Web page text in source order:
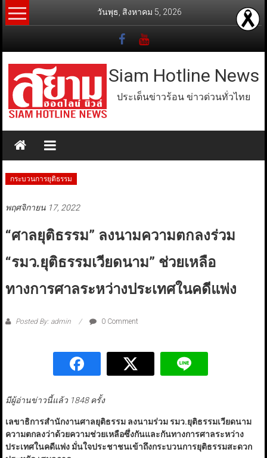
Skip
to
วันพุธ, สิงหาคม 5, 2026
Siam Hotline News
ประเด็นข่าวร้อน ข่าวด่วนทั่วไทย
กระบวนการยุติธรรม
พฤศจิกายน 17, 2022
“ศาลยุติธรรม” ลงนามความตกลงร่วม
“รมว.ยุติธรรมเวียดนาม” ช่วยเหลือ
ทางการศาลระหว่างประเทศในคดีแพ่ง
Posted By: admin 0 Comment
มีผู้อ่านข่าวนี้แล้ว 1848 ครั้ง
เลขาธิการสำนักงานศาลยุติธรรม ลงนามร่วม รมว.ยุติธรรมเวียดนาม
ความตกลงว่าด้วยความช่วยเหลือซึ่งกันและกันทางการศาลระหว่าง
ประเทศในคดีแพ่ง มั่นใจประชาชนเข้าถึงกระบวนการยุติธรรมสะดวก